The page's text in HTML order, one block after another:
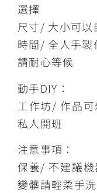
選擇
尺寸/ 大小可以
時間/ 全人手製
請耐心等候
動手DIY：
工作坊/ 作品
私人開班
注意事項：
保養/ 不建議
變髒請輕柔手洗